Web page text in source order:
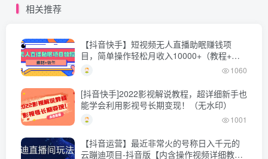
相关推荐
【抖音快手】短视频无人直播助眠赚钱项
目，简单操作轻松月收入10000+（教程+素
材+软件）
1060
[抖音快手]2022影视解说教程，超详细新手也
能学会利用影视号长期变现！（无水印）
1001
【抖音运营】最近非常火的号称日入千元的
云蹦迪项目-抖音版【内含操作视频详细教